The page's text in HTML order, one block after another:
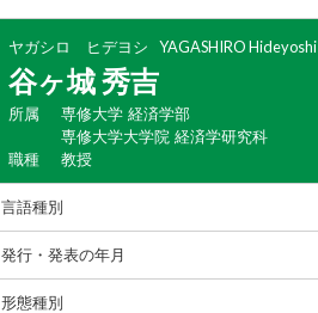
ヤガシロ ヒデヨシ YAGASHIRO Hideyoshi
谷ヶ城 秀吉
所属
専修大学 経済学部
専修大学大学院 経済学研究科
職種
教授
言語種別
発行・発表の年月
形態種別